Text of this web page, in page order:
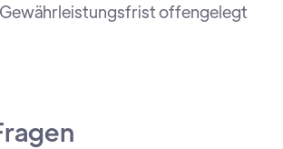
offengelegt